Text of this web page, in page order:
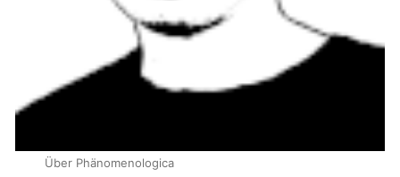
Über Phänomenologica